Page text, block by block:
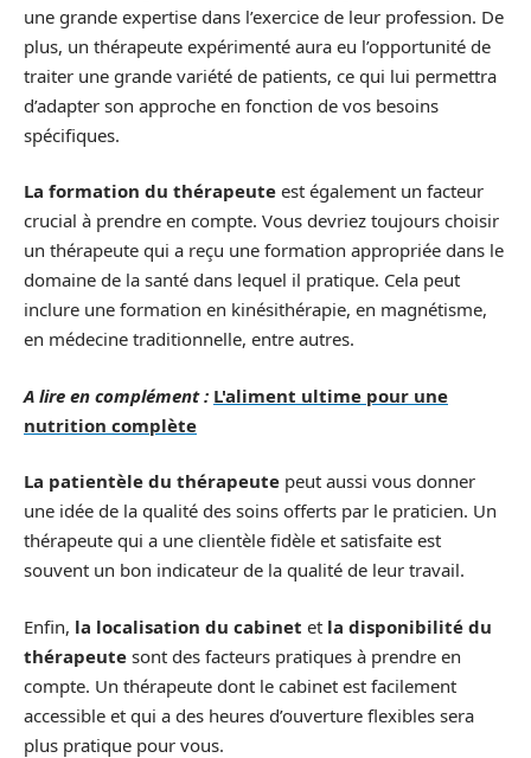
une grande expertise dans l’exercice de leur profession. De
plus, un thérapeute expérimenté aura eu l’opportunité de
traiter une grande variété de patients, ce qui lui permettra
d’adapter son approche en fonction de vos besoins
spécifiques.
La formation du thérapeute est également un facteur
crucial à prendre en compte. Vous devriez toujours choisir
un thérapeute qui a reçu une formation appropriée dans le
domaine de la santé dans lequel il pratique. Cela peut
inclure une formation en kinésithérapie, en magnétisme,
en médecine traditionnelle, entre autres.
A lire en complément : L'aliment ultime pour une
nutrition complète
La patientèle du thérapeute peut aussi vous donner
une idée de la qualité des soins offerts par le praticien. Un
thérapeute qui a une clientèle fidèle et satisfaite est
souvent un bon indicateur de la qualité de leur travail.
Enfin, la localisation du cabinet et la disponibilité du
thérapeute sont des facteurs pratiques à prendre en
compte. Un thérapeute dont le cabinet est facilement
accessible et qui a des heures d’ouverture flexibles sera
plus pratique pour vous.